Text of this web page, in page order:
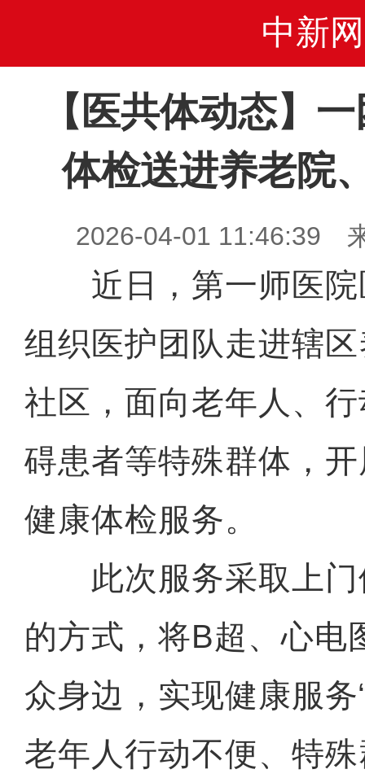
中新网
【医共体动态】
体检送进养老院
2026-04-01 11:46:39
近日，第一师医院
组织医护团队走进辖
社区，面向老年人、
碍患者等特殊群体，开
健康体检服务。
此次服务采取上门
的方式，将B超、心电
众身边，实现健康服务
老年人行动不便、特